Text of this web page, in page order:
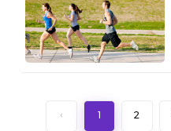
‹ 1 2